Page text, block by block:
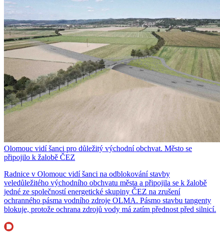
Olomouc vidí šanci pro důležitý východní obchvat. Město se
připojilo k žalobě ČEZ
Radnice v Olomouc vidí šanci na odblokování stavby
veledůležitého východního obchvatu města a připojila se k žalobě
jedné ze společností energetické skupiny ČEZ na zrušení
ochranného pásma vodního zdroje OLMA. Pásmo stavbu tangenty
blokuje, protože ochrana zdrojů vody má zatím přednost před silnicí.